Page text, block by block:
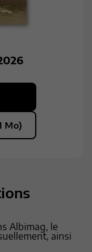
Mo)
Albimag, le
ainsi